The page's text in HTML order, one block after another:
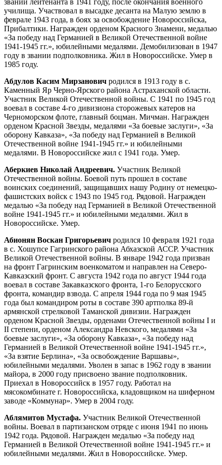
училища. Участвовал в высадке десанта на Малую землю в
феврале 1943 года, в боях за освобождение Новороссийска,
Прибалтики. Награжден орденом Красного Знамени, медалью
«За победу над Германией в Великой Отечественной войне
1941-1945 гг.», юбилейными медалями. Демобилизован в 1947
году в звании подполковника. Жил в Новороссийске. Умер в
1985 году.
Абдулов Касим Мирзанович родился в 1913 году в с.
Каменный Яр Черно-Ярского района Астраханской области.
Участник Великой Отечественной войны. С 1941 по 1945 год
воевал в составе 4-го дивизиона сторожевых катеров на
Черноморском флоте, главный боцман. Мичман. Награжден
орденом Красной Звезды, медалями «За боевые заслуги», «За
оборону Кавказа», «За победу над Германией в Великой
Отечественной войне 1941-1945 гг.» и юбилейными
медалями. В Новороссийске жил с 1941 года. Умер.
Аберкиев Николай Андреевич. Участник Великой
Отечественной войны. Боевой путь прошел в составе
воинских соединений, защищавших нашу Родину от немецко-
фашистских войск с 1943 по 1945 год. Рядовой. Награжден
медалью «За победу над Германией в Великой Отечественной
войне 1941-1945 гг.» и юбилейными медалями. Жил в
Новороссийске. Умер.
Абионян Воскан Григорьевич родился 10 февраля 1921 года
в с. Хошупсе Гагринского района Абхазской АССР. Участник
Великой Отечественной войны. В январе 1942 года призван
на фронт Гагринским военкоматом и направлен на Северо-
Кавказский фронт. С августа 1942 года по август 1944 года
воевал в составе Закавказского фронта, 1-го Белорусского
фронта, командир взвода. С апреля 1944 года по 9 мая 1945
года был командиром роты в составе 390 артполка 89-й
армянской стрелковой Таманской дивизии. Награжден
орденом Красной Звезды, орденами Отечественной войны I и
II степени, орденом Александра Невского, медалями «За
боевые заслуги», «За оборону Кавказа», «За победу над
Германией в Великой Отечественной войне 1941-1945 гг.»,
«За взятие Берлина», «За освобождение Варшавы»,
юбилейными медалями. Уволен в запас в 1962 году в звании
майора, в 2000 году присвоено звание подполковник.
Приехал в Новороссийск в 1957 году. Работал на
мясокомбинате г. Новороссийска, кладовщиком на шиферном
заводе «Коммунар». Умер в 2004 году.
Аблямитов Мустафа. Участник Великой Отечественной
войны. Воевал в партизанском отряде с июня 1941 по июнь
1942 года. Рядовой. Награжден медалью «За победу над
Германией в Великой Отечественной войне 1941-1945 гг.» и
юбилейными медалями. Жил в Новороссийске. Умер.